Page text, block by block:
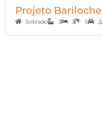
Projeto Bariloche
Sobrado 3 3 5 2